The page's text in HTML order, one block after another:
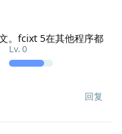
Lv.0
。fcixt 5在其他程序都
回复